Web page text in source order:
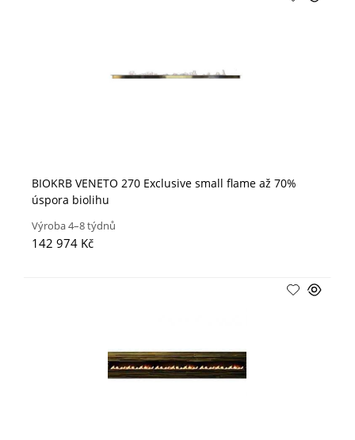
BIOKRB VENETO 270 Exclusive small flame až 70%
úspora biolihu
Výroba 4–8 týdnů
142 974 Kč